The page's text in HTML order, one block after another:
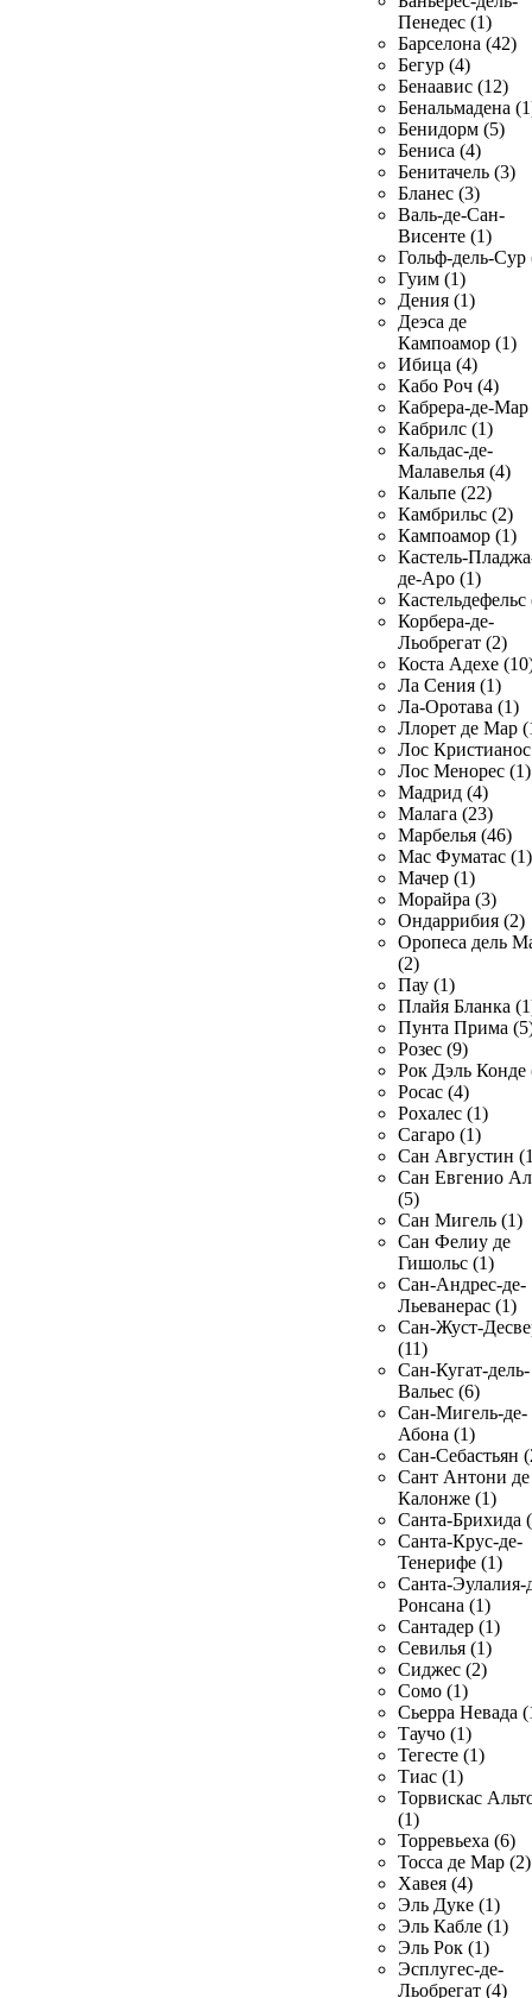
Пенедес (1)
Барселона (42)
Бегур (4)
Бенаавис (12)
Бенальмадена
Бенидорм (5)
Бениса (4)
Бенитачель (3)
Бланес (3)
Валь-де-Сан-
Висенте (1)
Гольф-дель-Сур
Гуим (1)
Дения (1)
Деэса де
Кампоамор (1)
Ибица (4)
Кабо Роч (4)
Кабрера-де-Мар
Кабрилс (1)
Кальдас-де-
Малавелья (4)
Кальпе (22)
Камбрильс (2)
Кампоамор (1)
Кастель-
де-Аро (1)
Кастельдефельс
Корбера-де-
Льобрегат (2)
Коста Адехе
Ла Сения (1)
Ла-Оротава (1)
Ллорет де Мар
Лос
Лос Менорес (1)
Мадрид (4)
Малага (23)
Марбелья (46)
Мас Фуматас (1)
Мачер (1)
Морайра (3)
Ондаррибия (2)
Оропеса дель
(2)
Пау (1)
Плайя Бланка
Пунта Прима
Розес (9)
Рок Дэль Конде
Росас (4)
Рохалес (1)
Сагаро (1)
Сан Августин
Сан Евгенио
(5)
Сан Мигель (1)
Сан Фелиу де
Гишольс (1)
Сан-Андрес-де-
Льеванерас (1)
Сан-Жуст-
(11)
Сан-Кугат-дель-
Вальес (6)
Сан-Мигель-де-
Абона (1)
Сан-Себастьян
Сант Антони де
Калонже (1)
Санта-Брихида
Санта-Крус-де-
Тенерифе (1)
Санта-Эулалия-
Ронсана (1)
Сантадер (1)
Севилья (1)
Сиджес (2)
Сомо (1)
Сьерра Невада
Таучо (1)
Тегесте (1)
Тиас (1)
Торвискас
(1)
Торревьеха (6)
Тосса де Мар (2)
Хавея (4)
Эль Дуке (1)
Эль Кабле (1)
Эль Рок (1)
Эсплугес-де-
Льобрегат (4)